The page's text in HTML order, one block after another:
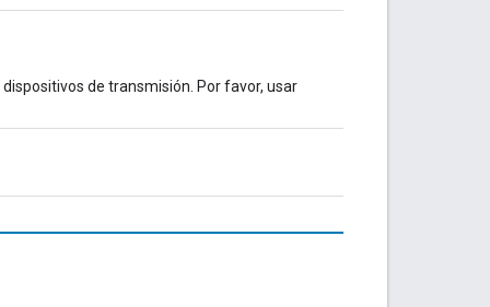
de transmisión. Por favor, usar